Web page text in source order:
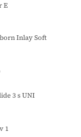
E
Inlay Soft
3 s UNI
1